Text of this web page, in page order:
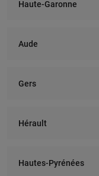
Haute-Garonne
Aude
Gers
Hérault
Hautes-Pyrénées